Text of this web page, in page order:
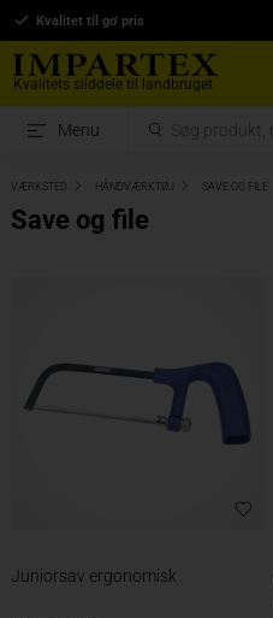
Kvalitet til go' pris
Kvalitets sliddele til landbruget
Menu
VÆRKSTED HÅNDVÆRKTØJ SAVE OG FILE
Save og file
Juniorsav ergonomisk